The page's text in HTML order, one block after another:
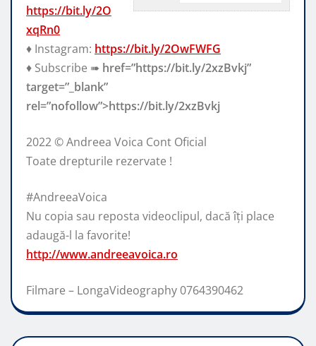
https://bit.ly/2O
xqRn0
♦️ Instagram: https://bit.ly/2OwFWFG
♦️ Subscribe ➠ href=”https://bit.ly/2xzBvkj”
target=”_blank”
rel=”nofollow”>https://bit.ly/2xzBvkj
2022 ©️ Andreea Voica Cont Oficial
Toate drepturile rezervate !
#AndreeaVoica
Nu copia sau reposta videoclipul, dacă îți place
adaugă-l la favorite!
http://www.andreeavoica.ro
Filmare – LongaVideography 0764390462